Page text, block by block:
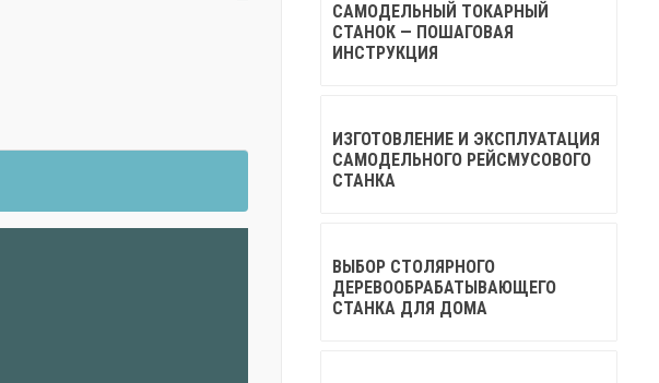
САМОДЕЛЬНЫЙ ТОКАРНЫЙ
СТАНОК — ПОШАГОВАЯ
ИНСТРУКЦИЯ
ИЗГОТОВЛЕНИЕ И ЭКСПЛУАТАЦИЯ
САМОДЕЛЬНОГО РЕЙСМУСОВОГО
СТАНКА
ВЫБОР СТОЛЯРНОГО
ДЕРЕВООБРАБАТЫВАЮЩЕГО
СТАНКА ДЛЯ ДОМА